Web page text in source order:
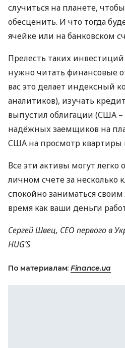
случиться на планете,
обесценить. И что тогда
ячейке или на банковском
Прелесть таких
нужно читать финансовые
вас это делает индексный
аналитиков), изучать
выпустил облигации (США
надёжных заемщиков на
США на просмотр квартиры
Все эти активы могут легко
личном счете за несколько
спокойно заниматься
время как ваши деньги
Сергей Швец, CEO первого в
HUG’S
По материалам: Finance.ua